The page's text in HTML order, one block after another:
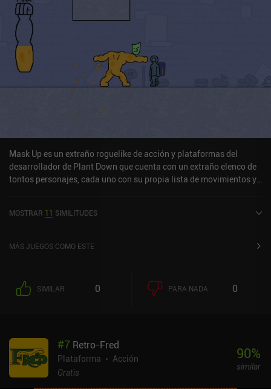
casi ilimitado, así que si eres un fan de los juegos de plataformas
de calidad, definitivamente deberías jugar a este juego.
Mask Up es un extraño roguelike de acción y plataformas del
desarrollador de Plant Down que cuenta con un extraño elenco de
tontos personajes, cada uno con su propia lista de movimientos y
cualquier lado de la pantalla, salta si pulsamos y soltamos ambos
los enemigos cuando pulsamos dos veces. El juego se vuelve aún
A partir de ese momento, podemos saltar más alto, dar puñetazos
más fuertes y pisotear a los villanos desde arriba. Pero la cosa no
hacernos cada vez más fuertes. Pero hay que tener cuidado,
porque cada movimiento que hacemos -y sobre todo cada golpe
que recibimos- agota nuestra sustancia viscosa. Una vez que el
MOSTRAR 11 SIMILITUDES
MÁS JUEGOS COMO ESTE
SIMILAR 0 PARA NADA 0
#7 Retro-Fred
Plataforma
Acción
Gratis
90%
similar